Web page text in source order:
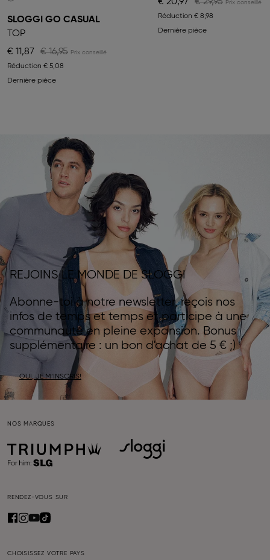
SLOGGI GO CASUAL
TOP
€ 11,87
€ 16,95
Réduction € 5,08
Dernière pièce
€ 20,97 € 29,95
Réduction € 8,98
Dernière pièce
REJOINS LE MONDE DE SLOGGI
Abonne-toi à notre newsletter, reçois nos
infos de temps et temps et participe à une
communauté en pleine expansion. Bonus
supplémentaire : un bon d'achat de 5 € ;)
OUI, JE M’INSCRIS!
NOS MARQUES
RENDEZ-VOUS SUR
CHOISISSEZ VOTRE PAYS